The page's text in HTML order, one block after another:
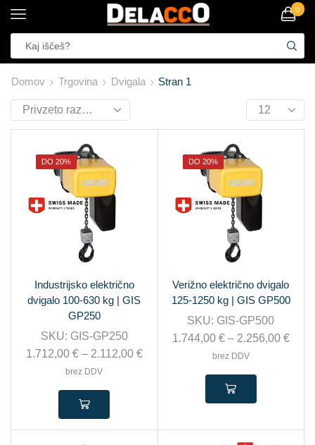
0
Domov Trgovina Dvigala Stran 1
DO 20%
Industrijsko električno
dvigalo 100-630 kg | GIS
GP250
SKU: GIS-GP250
1.712,00 € – 2.112,00 €
brez DDV
DO 20%
Verižno električno dvigalo
125-1250 kg | GIS GP500
SKU: GIS-GP500
1.744,00 € – 2.256,00 €
brez DDV